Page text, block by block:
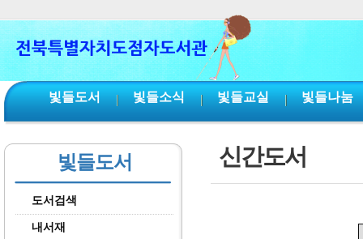
빛들도서 빛들소식 빛들교실 빛들나눔
빛들도서
도서검색
내서재
신간도서